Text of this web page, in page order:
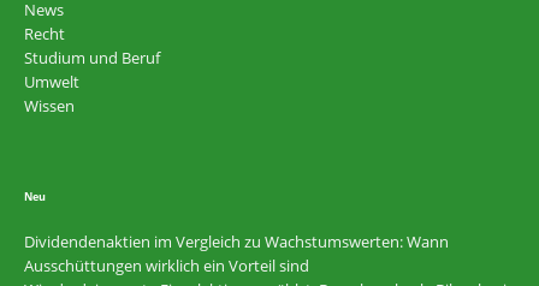
News
Recht
Studium und Beruf
Umwelt
Wissen
Neu
Dividendenaktien im Vergleich zu Wachstumswerten: Wann
Ausschüttungen wirklich ein Vorteil sind